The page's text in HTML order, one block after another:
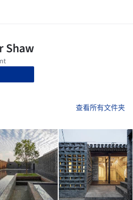
查看所有文件夹